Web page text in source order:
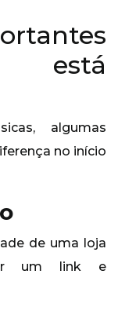
está
algumas
no início
de uma loja
um link e